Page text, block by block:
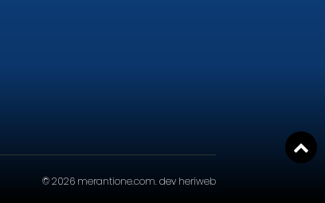
© 2026 merantione.com. dev heriweb